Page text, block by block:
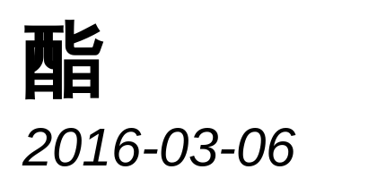
酯
2016-03-06